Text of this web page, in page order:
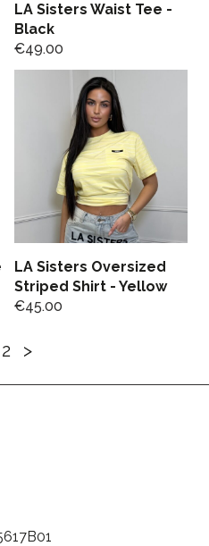
LA Sisters Waist Tee -
Black
€49.00
LA Sisters Oversized
Striped Shirt - Yellow
€45.00
2 >